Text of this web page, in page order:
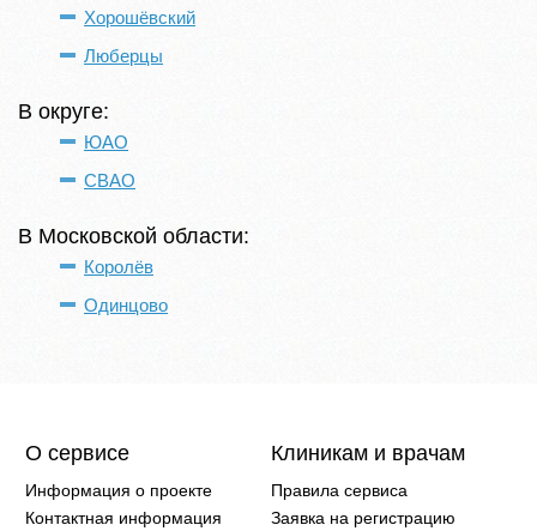
Хорошёвский
Люберцы
В округе:
ЮАО
СВАО
В Московской области:
Королёв
Одинцово
О сервисе
Информация о проекте
Контактная информация
Клиникам и врачам
Правила сервиса
Заявка на регистрацию